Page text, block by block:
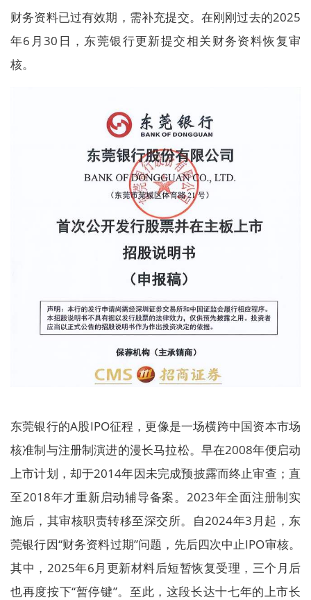
财务资料已过有效期，需补充提交。在刚刚过去的2025
年6月30日，东莞银行更新提交相关财务资料恢复审
核。
东莞银行的A股IPO征程，更像是一场横跨中国资本市场
核准制与注册制演进的漫长马拉松。早在2008年便启动
上市计划，却于2014年因未完成预披露而终止审查；直
至2018年才重新启动辅导备案。2023年全面注册制实
施后，其审核职责转移至深交所。自2024年3月起，东
莞银行因“财务资料过期”问题，先后四次中止IPO审核。
其中，2025年6月更新材料后短暂恢复受理，三个月后
也再度按下“暂停键”。至此，这段长达十七年的上市长